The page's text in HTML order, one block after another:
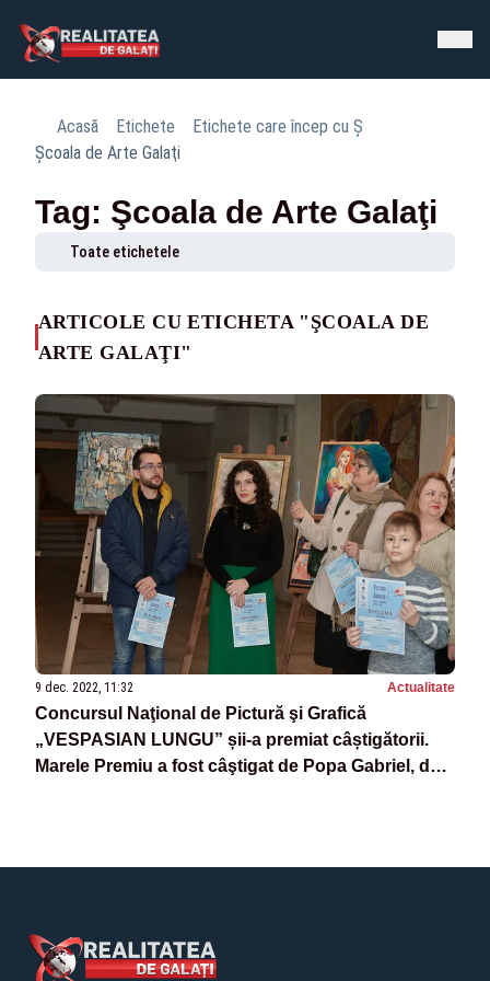
Acasă Etichete
Etichete care încep cu Ş
Şcoala de Arte Galaţi
Tag: Şcoala de Arte Galaţi
Toate etichetele
ARTICOLE CU ETICHETA "ŞCOALA DE
ARTE GALAŢI"
9 dec. 2022, 11:32 Actualitate
Concursul Naţional de Pictură şi Grafică
„VESPASIAN LUNGU” șii-a premiat câștigătorii.
Marele Premiu a fost câştigat de Popa Gabriel, de